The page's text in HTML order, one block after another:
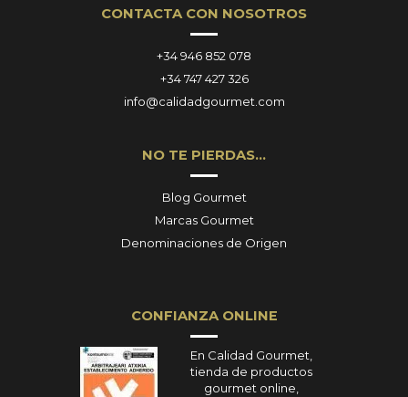
CONTACTA CON NOSOTROS
+34 946 852 078
+34 747 427 326
info@calidadgourmet.com
NO TE PIERDAS…
Blog Gourmet
Marcas Gourmet
Denominaciones de Origen
CONFIANZA ONLINE
En Calidad Gourmet,
tienda de productos
gourmet online,